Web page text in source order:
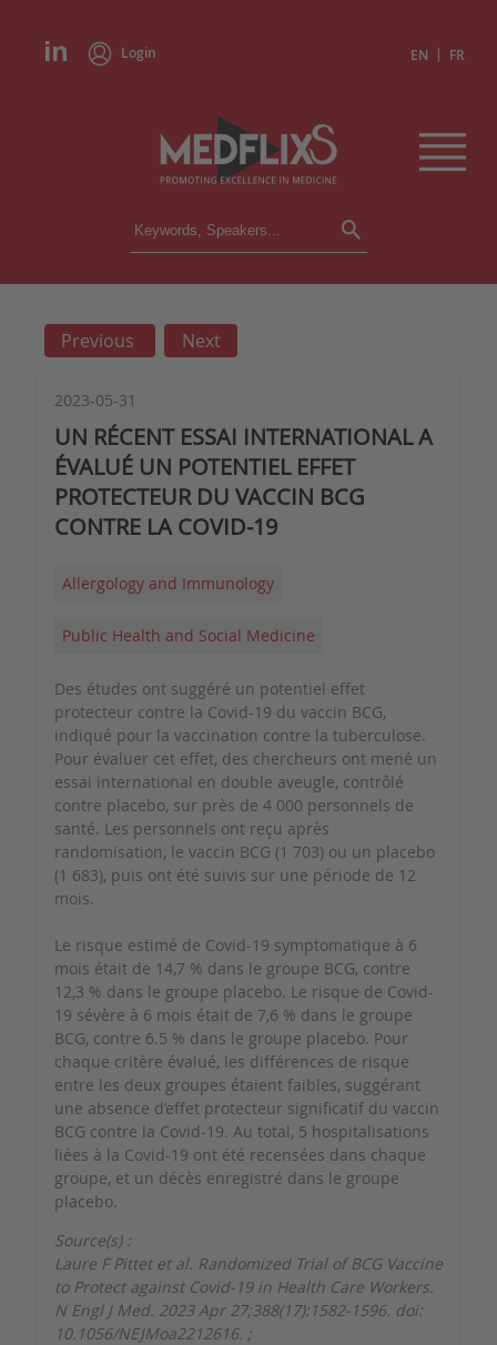
Login EN | FR
CONFERENCES
INSTITUTIONS
PRESS REVIEWS
CONGRESSES IN BRIEF
Previous Next
2023-05-31
UN RÉCENT ESSAI INTERNATIONAL A
ÉVALUÉ UN POTENTIEL EFFET
PROTECTEUR DU VACCIN BCG
CONTRE LA COVID-19
Allergology and Immunology
Public Health and Social Medicine
Des études ont suggéré un potentiel effet
protecteur contre la Covid-19 du vaccin BCG,
indiqué pour la vaccination contre la tuberculose.
Pour évaluer cet effet, des chercheurs ont mené un
essai international en double aveugle, contrôlé
contre placebo, sur près de 4 000 personnels de
santé. Les personnels ont reçu après
randomisation, le vaccin BCG (1 703) ou un placebo
(1 683), puis ont été suivis sur une période de 12
mois.
Le risque estimé de Covid-19 symptomatique à 6
mois était de 14,7 % dans le groupe BCG, contre
12,3 % dans le groupe placebo. Le risque de Covid-
19 sévère à 6 mois était de 7,6 % dans le groupe
BCG, contre 6.5 % dans le groupe placebo. Pour
chaque critère évalué, les différences de risque
entre les deux groupes étaient faibles, suggérant
une absence d’effet protecteur significatif du vaccin
BCG contre la Covid-19. Au total, 5 hospitalisations
liées à la Covid-19 ont été recensées dans chaque
groupe, et un décès enregistré dans le groupe
placebo.
Source(s) :
Laure F Pittet et al. Randomized Trial of BCG Vaccine
to Protect against Covid-19 in Health Care Workers.
N Engl J Med. 2023 Apr 27;388(17):1582-1596. doi:
10.1056/NEJMoa2212616. ;